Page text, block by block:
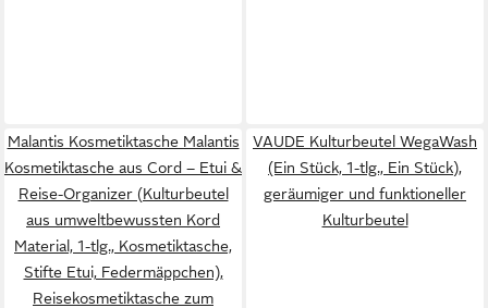
Malantis Kosmetiktasche Malantis
Kosmetiktasche aus Cord – Etui &
Reise-Organizer (Kulturbeutel
aus umweltbewussten Kord
Material, 1-tlg., Kosmetiktasche,
Stifte Etui, Federmäppchen),
Reisekosmetiktasche zum
VAUDE Kulturbeutel WegaWash
(Ein Stück, 1-tlg., Ein Stück),
geräumiger und funktioneller
Kulturbeutel